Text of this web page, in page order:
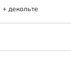
декольте